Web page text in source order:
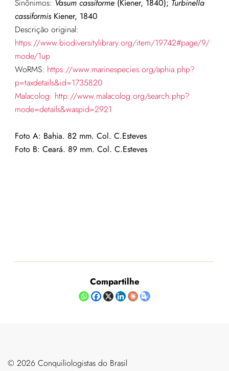
Sinônimos: Vasum cassiforme(Kiener, 1840); Turbinella
cassiformisKiener, 1840
Descrição original:
https://www.biodiversitylibrary.org/item/19742#page/9/
mode/1up
WoRMS: https://www.marinespecies.org/aphia.php?
p=taxdetails&id=1735820
Malacolog: http://www.malacolog.org/search.php?
mode=details&waspid=2921
Foto A: Bahia. 82 mm. Col. C.Esteves
Foto B: Ceará. 89 mm. Col. C.Esteves
Compartilhe
©️ 2026 Conquiliologistas do Brasil